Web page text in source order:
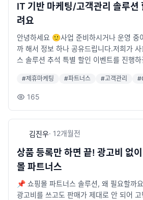
IT 기반 마케팅/고객관리 솔루션
려요
안녕하세요 🙂사업 준비하시거나 운영 중
까 해서 정보 하나 공유드립니다.저희가
스 솔루션 추석 특별 할인 이벤트를 진행
솔루션들이 꽤 괜찮게 할인 중이더라고요
제공되는 솔루션 혜택✔ 웹하드 솔루션
유지·재구매 관리에 좋습니다✔ 제휴 마
광고주와 파트너 연결, CPC/CPA/CPS 모
이나 광고 운영 쪽 고민하시는 분들 참고
션 (30% 할인)– 리뷰/게시물 필요한 기업
NS/블로그 마케팅 하시는 분들에겐 유용
기간 : 2025년 8월 25일 ~ 10월 2일혹시
#제휴마케팅 #파트너스 #고객관리 #
165
김진우· 12개월전
상품 등록만 하면 끝! 광고비 없
몰 파트너스
📌 쇼핑몰 파트너스 솔루션, 왜 필요할까
광고비를 쓰고도 판매가 제대로 안 되어